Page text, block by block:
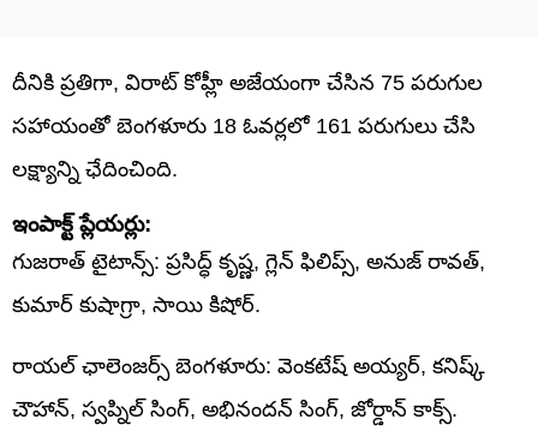
దీనికి ప్రతిగా, విరాట్ కోహ్లీ అజేయంగా చేసిన 75 పరుగుల
సహాయంతో బెంగళూరు 18 ఓవర్లలో 161 పరుగులు చేసి
లక్ష్యాన్ని ఛేదించింది.
ఇంపాక్ట్ ప్లేయర్లు:
గుజరాత్ టైటాన్స్: ప్రసిద్ధ్ కృష్ణ, గ్లెన్ ఫిలిప్స్, అనుజ్ రావత్,
కుమార్ కుషాగ్రా, సాయి కిషోర్.
రాయల్ ఛాలెంజర్స్ బెంగళూరు: వెంకటేష్ అయ్యర్, కనిష్క్
చౌహాన్, స్వప్నిల్ సింగ్, అభినందన్ సింగ్, జోర్డాన్ కాక్స్.